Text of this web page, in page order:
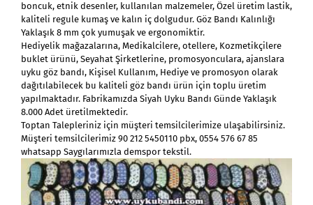
boncuk, etnik desenler, kullanılan malzemeler, Özel üretim lastik,
kaliteli regule kumaş ve kalın iç dolgudur. Göz Bandı Kalınlığı
Yaklaşık 8 mm çok yumuşak ve ergonomiktir.
Hediyelik mağazalarına, Medikalcilere, otellere, Kozmetikçilere
buklet ürünü, Seyahat Şirketlerine, promosyonculara, ajanslara
uyku göz bandı, Kişisel Kullanım, Hediye ve promosyon olarak
dağıtılabilecek bu kaliteli göz bandı ürün için toplu üretim
yapılmaktadır. Fabrikamızda Siyah Uyku Bandı Günde Yaklaşık
8.000 Adet üretilmektedir.
Toptan Talepleriniz için müşteri temsilcilerimize ulaşabilirsiniz.
Müşteri temsilcilerimiz 90 212 5450110 pbx, 0554 576 67 85
whatsapp Saygılarımızla demspor tekstil.